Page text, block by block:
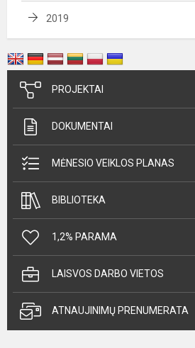
2019
PROJEKTAI
DOKUMENTAI
MĖNESIO VEIKLOS PLANAS
BIBLIOTEKA
1,2% PARAMA
LAISVOS DARBO VIETOS
ATNAUJINIMŲ PRENUMERATA